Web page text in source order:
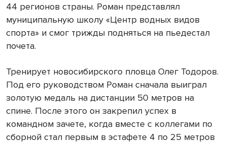
44 регионов страны. Роман представлял
муниципальную школу «Центр водных видов
спорта» и смог трижды подняться на пьедестал
почета.
Тренирует новосибирского пловца Олег Тодоров.
Под его руководством Роман сначала выиграл
золотую медаль на дистанции 50 метров на
спине. После этого он закрепил успех в
командном зачете, когда вместе с коллегами по
сборной стал первым в эстафете 4 по 25 метров